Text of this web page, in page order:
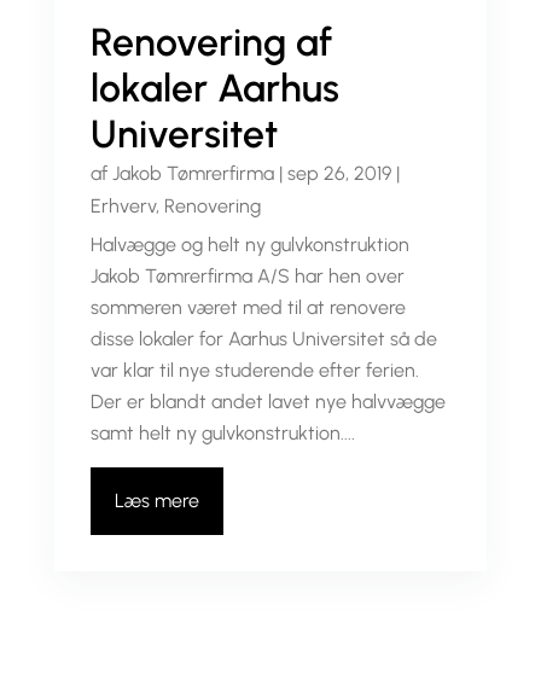
Renovering af
lokaler Aarhus
Universitet
af Jakob Tømrerfirma| sep 26, 2019|
Erhverv, Renovering
Halvægge og helt ny gulvkonstruktion
Jakob Tømrerfirma A/S har hen over
sommeren været med til at renovere
disse lokaler for Aarhus Universitet så de
var klar til nye studerende efter ferien.
Der er blandt andet lavet nye halvvægge
samt helt ny gulvkonstruktion....
Læs mere